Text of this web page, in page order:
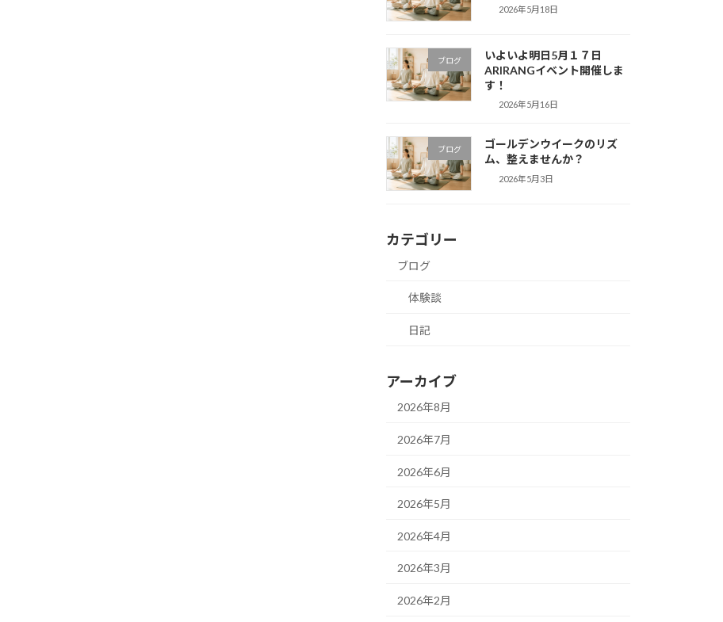
2026年5月18日
ブログ
いよいよ明日5月１７日
ARIRANGイベント開催しま
す！
2026年5月16日
ブログ
ゴールデンウイークのリズ
ム、整えませんか？
2026年5月3日
カテゴリー
ブログ
体験談
日記
アーカイブ
2026年8月
2026年7月
2026年6月
2026年5月
2026年4月
2026年3月
2026年2月